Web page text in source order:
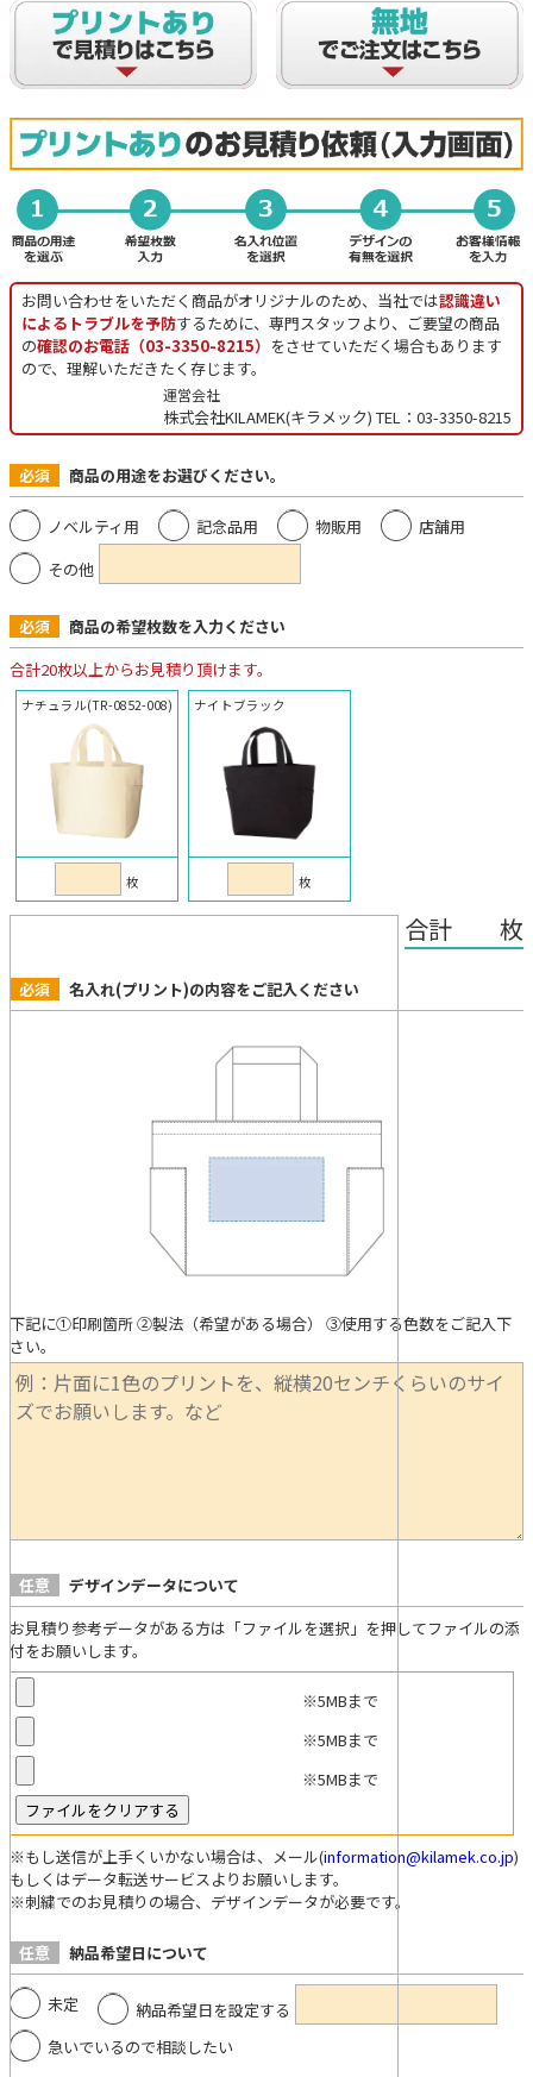
お問い合わせをいただく商品がオリジナルのため、当社では認識違い
によるトラブルを予防するために、専門スタッフより、ご要望の商品
の確認のお電話（03-3350-8215） をさせていただく場合もあります
ので、理解いただきたく存じます。
運営会社
株式会社KILAMEK(キラメック) TEL：03-3350-8215
必須 商品の用途をお選びください。
ノベルティ用 記念品用 物販用
店舗用
その他
必須
商品の希望枚数を入力ください
合計20枚以上からお見積り頂けます。
ナチュラル(TR-0852-008)
枚
ナイトブラック
枚
合計 枚
必須 名入れ(プリント)の内容をご記入ください
下記に①印刷箇所 ②製法（希望がある場合） ③使用する色数をご記入下
さい。
任意
デザインデータについて
お見積り参考データがある方は「ファイルを選択」を押してファイルの添
付をお願いします。
※5MBまで
※5MBまで
※5MBまで
※もし送信が上手くいかない場合は、メール(information@kilamek.co.jp)
もしくはデータ転送サービスよりお願いします。
※刺繍でのお見積りの場合、デザインデータが必要です。
任意 納品希望日について
未定
納品希望日を設定する
急いでいるので相談したい